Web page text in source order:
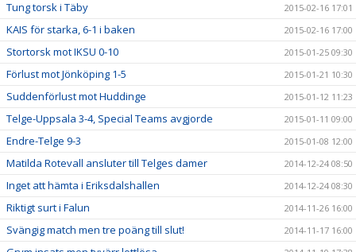
Tung torsk i Täby 2015-02-16 17:01
KAIS för starka, 6-1 i baken 2015-02-16 17:00
Stortorsk mot IKSU 0-10 2015-01-25 09:30
Förlust mot Jönköping 1-5 2015-01-21 10:30
Suddenförlust mot Huddinge 2015-01-12 11:23
Telge-Uppsala 3-4, Special Teams avgjorde 2015-01-11 09:00
Endre-Telge 9-3 2015-01-08 12:00
Matilda Rotevall ansluter till Telges damer 2014-12-24 08:50
Inget att hämta i Eriksdalshallen 2014-12-24 08:30
Riktigt surt i Falun 2014-11-26 16:00
Svängig match men tre poäng till slut! 2014-11-17 16:00